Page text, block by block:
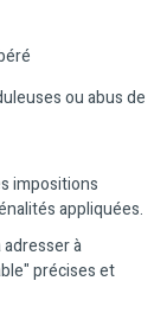
ou abus de
impositions
appliquées.
à
précises et